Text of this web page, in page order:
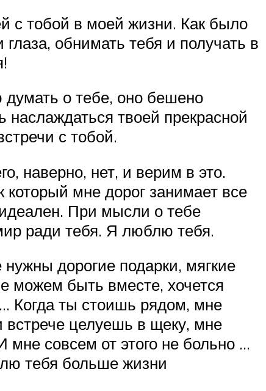
с тобой в моей жизни. Как было
обнимать тебя и получать в
думать о тебе, оно бешено
наслаждаться твоей прекрасной
с тобой.
наверно, нет, и верим в это.
который мне дорог занимает все
При мысли о тебе
ради тебя. Я люблю тебя.
дорогие подарки, мягкие
можем быть вместе, хочется
Когда ты стоишь рядом, мне
встрече целуешь в щеку, мне
мне совсем от этого не больно …
тебя больше жизни